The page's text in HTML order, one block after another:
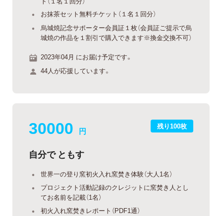
お抹茶セット無料チケット（１名１回分）
烏城焼記念サポーター会員証１枚（会員証ご提示で烏
城焼の作品を１割引で購入できます※換金交換不可）
2023年04月 にお届け予定です。
44人が応援しています。
残り100枚
30000 円
自分で ともす
世界一の登り窯初火入れ窯焚き体験（大人1名）
プロジェクト活動記録のクレジットに窯焚き人とし
てお名前を記載（1名）
初火入れ窯焚きレポート（PDF1通）